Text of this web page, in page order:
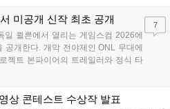
용해 게임의 독창적인 재미를 알릴 계획이
미공개 신작 최초 공개
일 쾰른에서 열리는 게임스컴 2026에
공개한다. 개막 전야제인 ONL 무대에
젝트 본파이어의 트레일러와 정식 타
히 아이온2는 9월 30일 얼리액세스를
튜디오가 개발 중인 길드워3는 B2B
7
상 콘테스트 수상작 발표